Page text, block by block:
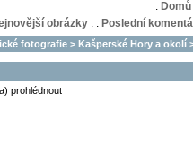
: Domů
obrázky: : Poslední
fotografie > Kašperské Hory a okolí
prohlédnout